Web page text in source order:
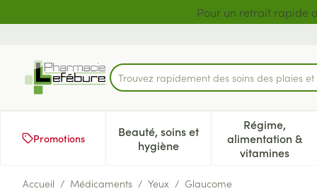
Pour un retrait rapide
Rechercher
Trouvez rapidement des soins des plaies
Promotions
Beauté, soins et
hygièneAfficher le sous-menu pour la
Régime,
alimentation &
vitamines
Afficher
Accueil / Médicaments / Yeux / Glaucome